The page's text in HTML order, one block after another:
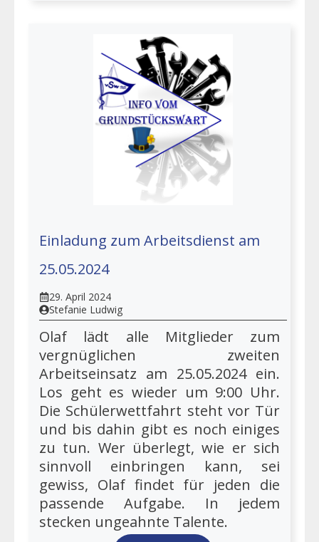
Einladung zum Arbeitsdienst am
25.05.2024
29. April 2024
Stefanie Ludwig
Olaf lädt alle Mitglieder zum
vergnüglichen zweiten
Arbeitseinsatz am 25.05.2024 ein.
Los geht es wieder um 9:00 Uhr.
Die Schülerwettfahrt steht vor Tür
und bis dahin gibt es noch einiges
zu tun. Wer überlegt, wie er sich
sinnvoll einbringen kann, sei
gewiss, Olaf findet für jeden die
passende Aufgabe. In jedem
stecken ungeahnte Talente.